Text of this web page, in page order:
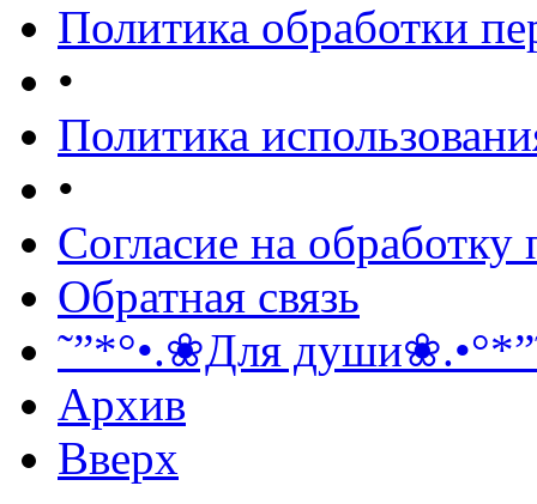
Политика обработки
•
Политика
•
Согласие на
Обратная связь
˜”*°•.❀Для
Архив
Вверх